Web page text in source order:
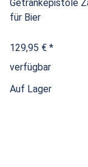
Getränkepistole
für Bier
129,95 € *
verfügbar
Auf Lager